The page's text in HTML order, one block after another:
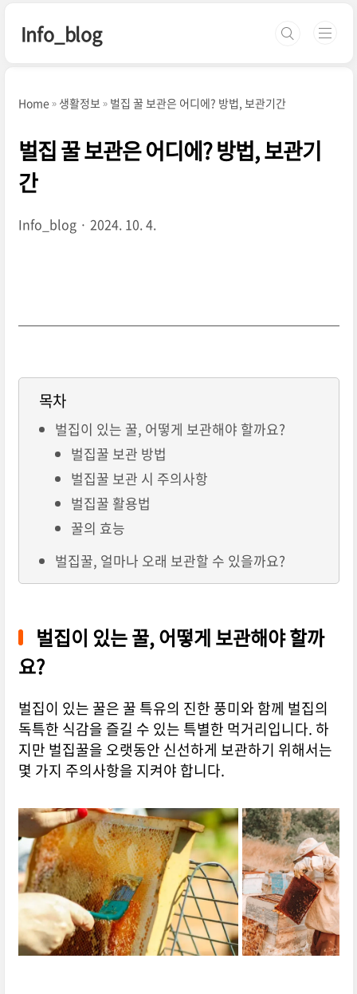
Info_blog
Home 생활정보 벌집 꿀 보관은 어디에? 방법, 보관기간
벌집 꿀 보관은 어디에? 방법, 보관기
간
Info_blog 2024. 10. 4.
목차
벌집이 있는 꿀, 어떻게 보관해야 할까요?
벌집꿀 보관 방법
벌집꿀 보관 시 주의사항
벌집꿀 활용법
꿀의 효능
벌집꿀, 얼마나 오래 보관할 수 있을까요?
벌집이 있는 꿀, 어떻게 보관해야 할까
요?
벌집이 있는 꿀은 꿀 특유의 진한 풍미와 함께 벌집의
독특한 식감을 즐길 수 있는 특별한 먹거리입니다. 하
지만 벌집꿀을 오랫동안 신선하게 보관하기 위해서는
몇 가지 주의사항을 지켜야 합니다.